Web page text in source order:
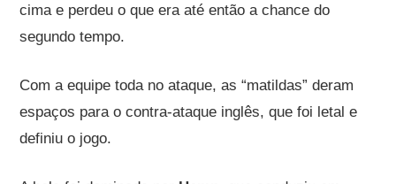
cima e perdeu o que era até então a chance do
segundo tempo.
Com a equipe toda no ataque, as “matildas” deram
espaços para o contra-ataque inglês, que foi letal e
definiu o jogo.